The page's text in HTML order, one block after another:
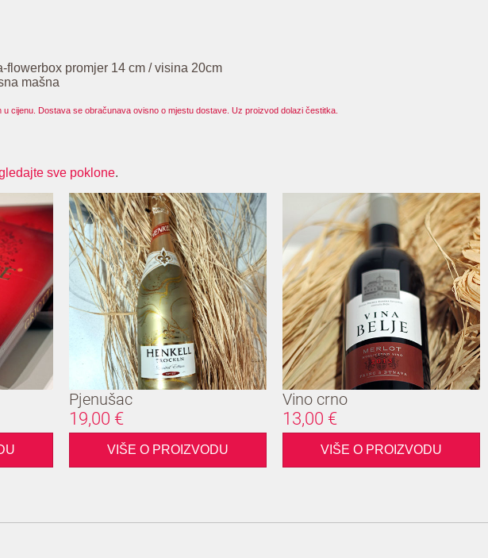
flowerbox promjer 14 cm / visina 20cm
mašna
u cijenu. Dostava se obračunava ovisno o mjestu dostave. Uz proizvod dolazi čestitka.
sve poklone.
Pjenušac
19,00 €
VIŠE O PROIZVODU
Vino crno
13,00 €
VIŠE O PROIZVODU